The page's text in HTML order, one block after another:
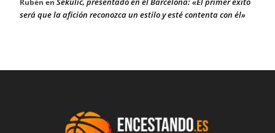
será que la afición reconozca un estilo y esté contenta con él»